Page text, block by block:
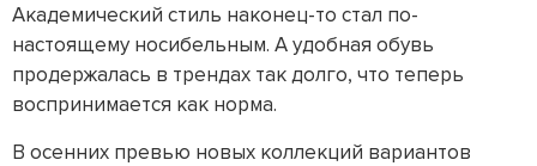
Академический стиль наконец-то стал по-
настоящему носибельным. А удобная обувь
продержалась в трендах так долго, что теперь
воспринимается как норма.
В осенних превью новых коллекций вариантов